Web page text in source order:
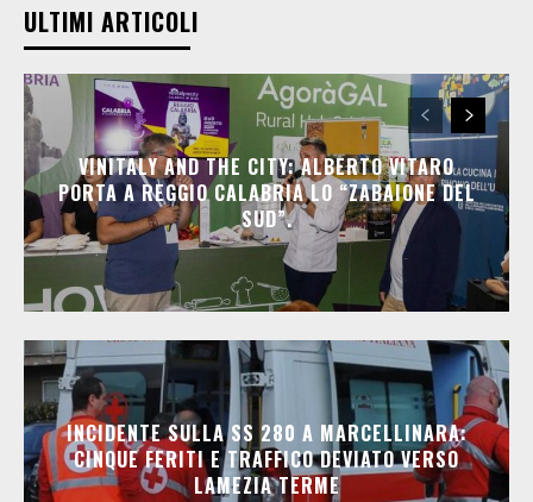
ULTIMI ARTICOLI
VINITALY AND THE CITY: ALBERTO VITARO
PORTA A REGGIO CALABRIA LO “ZABAIONE DEL
SUD”.
INCIDENTE SULLA SS 280 A MARCELLINARA:
CINQUE FERITI E TRAFFICO DEVIATO VERSO
LAMEZIA TERME